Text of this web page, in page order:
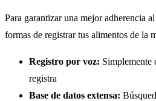
Para garantizar una mejor adherencia
formas de registrar tus alimentos de la
Registro por voz: Simplemente
registra
Base de datos extensa: